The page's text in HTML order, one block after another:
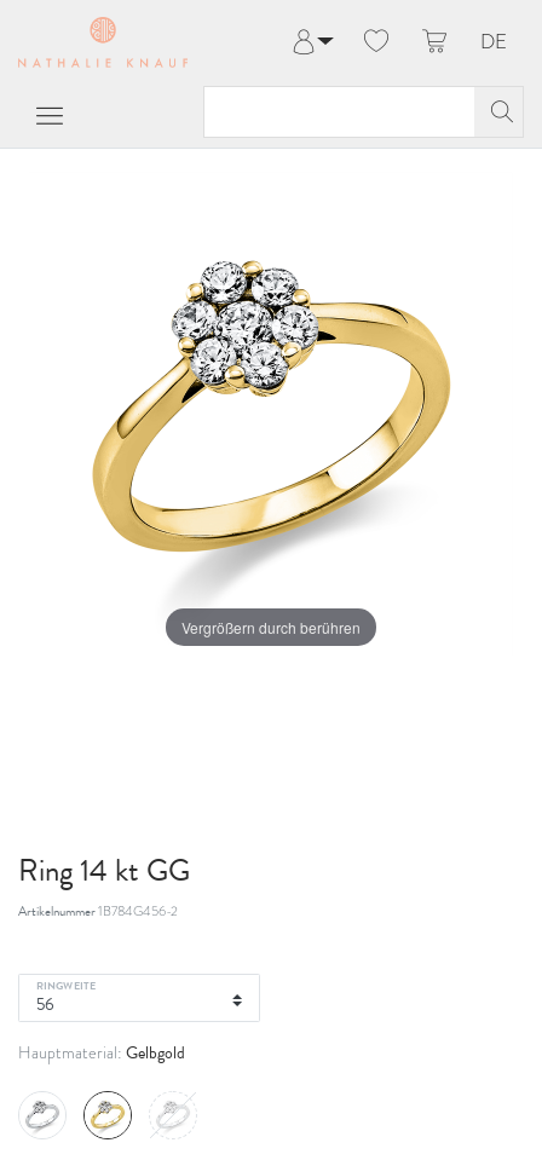
Meine Bestellungen
DE
Vergrößern durch berühren
Ring 14 kt GG
Artikelnummer1B784G456-2
RINGWEITE
Hauptmaterial: Gelbgold